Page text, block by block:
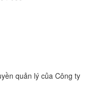
quản lý của Công ty